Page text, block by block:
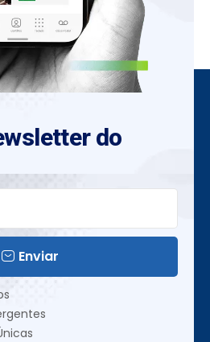
do
Enviar